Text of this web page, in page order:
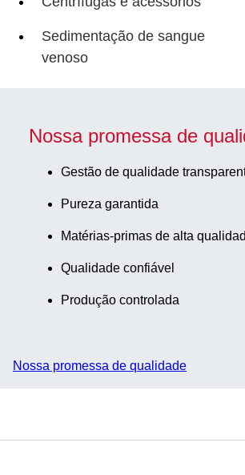
Sedimentação de sangue
venoso
Nossa promessa de
Gestão de qualidade
Pureza garantida
Matérias-primas de alta
Qualidade confiável
Produção controlada
Nossa promessa de qualidade